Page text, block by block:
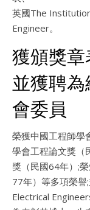
英國The
Engineer。
獲頒獎章
並獲聘
會委員
榮獲中國工程師學
學會工程論文獎（
獎（民國64年）;
77年）等多項榮
Electrical